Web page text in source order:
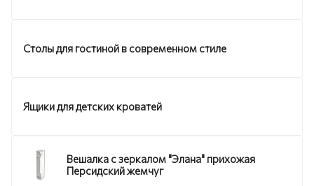
Столы для гостиной в современном стиле
Ящики для детских кроватей
Вешалка с зеркалом "Элана" прихожая
Персидский жемчуг